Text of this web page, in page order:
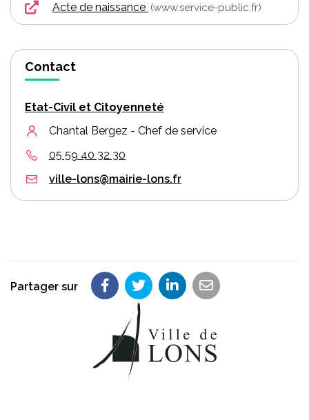
Acte de naissance www.service-public.fr
Contact
Etat-Civil et Citoyenneté
Chantal Bergez - Chef de service
05 59 40 32 30
ville-lons@mairie-lons.fr
Partager sur Partager sur Facebook
Partager sur Twitter
Partager sur LinkedIn
Partager par